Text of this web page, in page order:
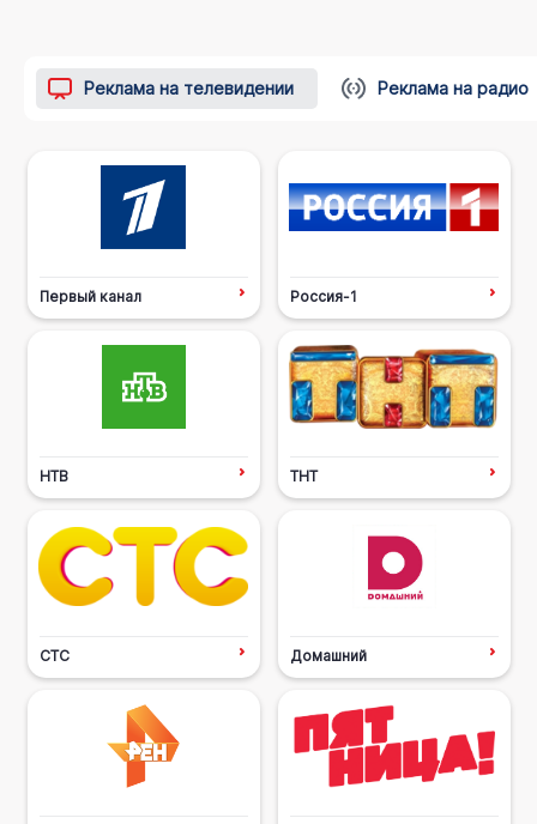
Реклама на телевидении Реклама на радио
Первый канал Россия-1
НТВ ТНТ
СТС Домашний